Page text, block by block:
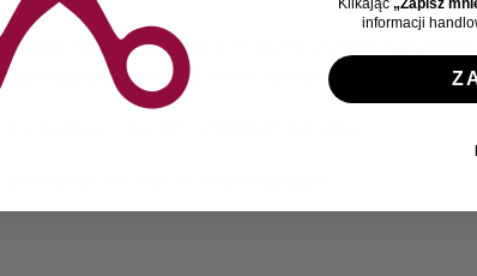
Igora o stężeniu 3, 6 lub 9% zachowując
efektu, po czym dokładnie spłukać
włosy o jasnym, chłodnym odcieniu.
jest użycie oksydantu Igora.
Klikając „Zapisz
informacji